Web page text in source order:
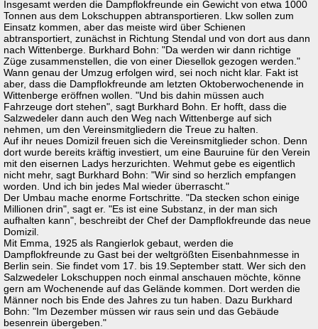
Insgesamt werden die Dampflokfreunde ein Gewicht von etwa 1000
Tonnen aus dem Lokschuppen abtransportieren. Lkw sollen zum
Einsatz kommen, aber das meiste wird über Schienen
abtransportiert, zunächst in Richtung Stendal und von dort aus dann
nach Wittenberge. Burkhard Bohn: "Da werden wir dann richtige
Züge zusammenstellen, die von einer Diesellok gezogen werden."
Wann genau der Umzug erfolgen wird, sei noch nicht klar. Fakt ist
aber, dass die Dampflokfreunde am letzten Oktoberwochenende in
Wittenberge eröffnen wollen. "Und bis dahin müssen auch
Fahrzeuge dort stehen", sagt Burkhard Bohn. Er hofft, dass die
Salzwedeler dann auch den Weg nach Wittenberge auf sich
nehmen, um den Vereinsmitgliedern die Treue zu halten.
Auf ihr neues Domizil freuen sich die Vereinsmitglieder schon. Denn
dort wurde bereits kräftig investiert, um eine Bauruine für den Verein
mit den eisernen Ladys herzurichten. Wehmut gebe es eigentlich
nicht mehr, sagt Burkhard Bohn: "Wir sind so herzlich empfangen
worden. Und ich bin jedes Mal wieder überrascht."
Der Umbau mache enorme Fortschritte. "Da stecken schon einige
Millionen drin", sagt er. "Es ist eine Substanz, in der man sich
aufhalten kann", beschreibt der Chef der Dampflokfreunde das neue
Domizil.
Mit Emma, 1925 als Rangierlok gebaut, werden die
Dampflokfreunde zu Gast bei der weltgrößten Eisenbahnmesse in
Berlin sein. Sie findet vom 17. bis 19.September statt. Wer sich den
Salzwedeler Lokschuppen noch einmal anschauen möchte, könne
gern am Wochenende auf das Gelände kommen. Dort werden die
Männer noch bis Ende des Jahres zu tun haben. Dazu Burkhard
Bohn: "Im Dezember müssen wir raus sein und das Gebäude
besenrein übergeben."